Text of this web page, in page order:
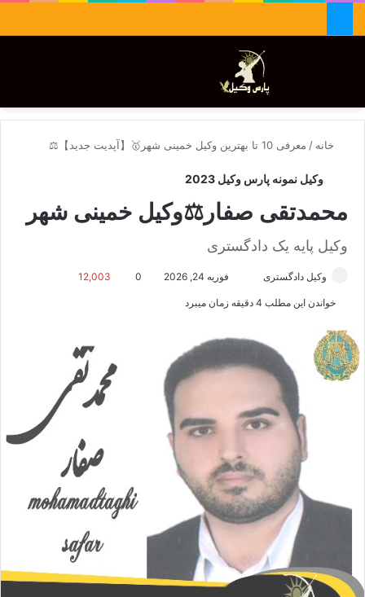
تغییر پوسته
خانه / معرفی 10 تا بهترین وکیل خمینی شهر🥇【آپدیت جدید】⚖️
وکیل نمونه پارس وکیل 2023
محمدتقی صفار⚖️وکیل خمینی شهر
وکیل پایه یک دادگستری
وکیل دادگستری
ا
م
ی
فوریه 24, 2026 0
12,003
خواندن این مطلب 4 دقیقه زمان میبرد